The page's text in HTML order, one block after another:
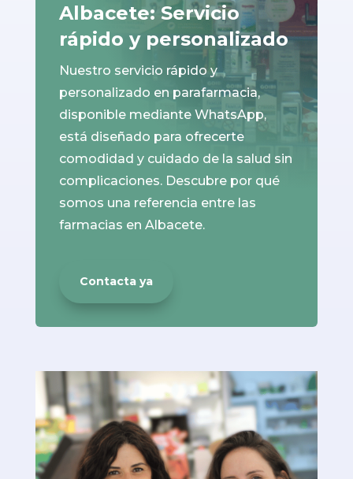
Albacete: Servicio
rápido y personalizado
Nuestro servicio rápido y
personalizado en parafarmacia,
disponible mediante WhatsApp,
está diseñado para ofrecerte
comodidad y cuidado de la salud sin
complicaciones. Descubre por qué
somos una referencia entre las
farmacias en Albacete.
Contacta ya